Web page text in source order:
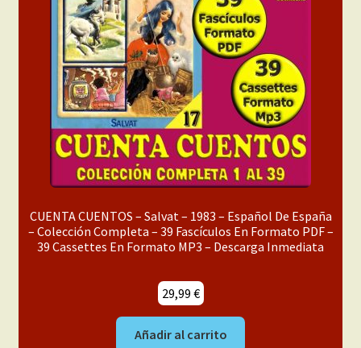
Mi cuenta
CUENTA CUENTOS – Salvat – 1983 – Español De España
– Colección Completa – 39 Fascículos En Formato PDF –
39 Cassettes En Formato MP3 – Descarga Inmediata
29,99 €
Añadir al carrito